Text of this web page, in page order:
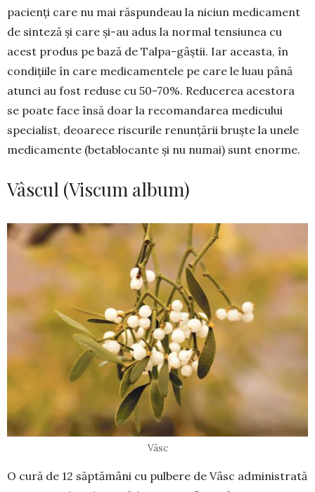
pacienți care nu mai răspundeau la niciun medicament
de sinteză și care și-au adus la normal tensiunea cu
acest produs pe bază de Talpa-gâștii. Iar aceasta, în
condițiile în care me­dicamentele pe care le luau până
atunci au fost reduse cu 50-70%. Reducerea acestora
se poate face însă doar la recomandarea medicului
spe­cialist, deoarece riscurile renunțării bruște la une­le
medicamente (betablocante și nu numai) sunt enorme.
Vâscul (Viscum album)
Vâsc
O cură de 12 săptămâni cu pulbere de Vâsc administrată